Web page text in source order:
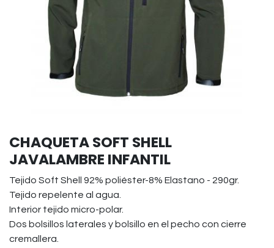
CHAQUETA SOFT SHELL
JAVALAMBRE INFANTIL
Tejido Soft Shell 92% poliéster-8% Elastano - 290gr.
Tejido repelente al agua.
Interior tejido micro-polar.
Dos bolsillos laterales y bolsillo en el pecho con cierre
cremallera.